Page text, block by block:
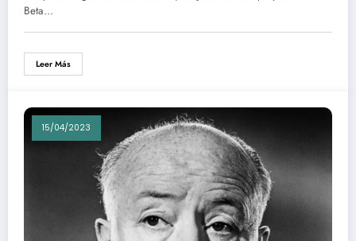
Beta…
Leer Más
15/04/2023